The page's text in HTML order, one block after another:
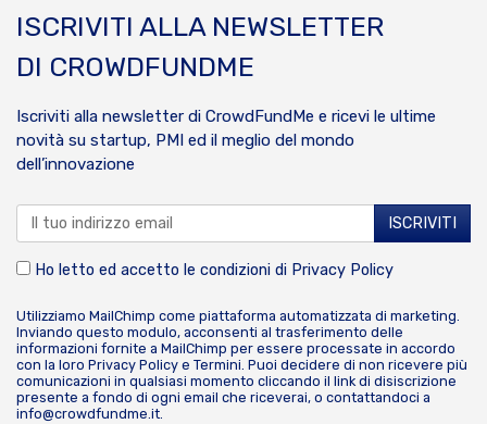
ISCRIVITI ALLA NEWSLETTER
DI CROWDFUNDME
Iscriviti alla newsletter di CrowdFundMe e ricevi le ultime
novità su startup, PMI ed il meglio del mondo
dell’innovazione
Ho letto ed accetto le condizioni di Privacy Policy
Utilizziamo MailChimp come piattaforma automatizzata di marketing.
Inviando questo modulo, acconsenti al trasferimento delle
informazioni fornite a MailChimp per essere processate in accordo
con la loro Privacy Policy e Termini. Puoi decidere di non ricevere più
comunicazioni in qualsiasi momento cliccando il link di disiscrizione
presente a fondo di ogni email che riceverai, o contattandoci a
info@crowdfundme.it.